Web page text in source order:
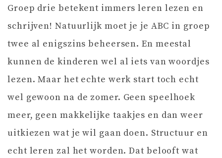
Groep drie betekent immers leren lezen en
schrijven! Natuurlijk moet je je ABC in groep
twee al enigszins beheersen. En meestal
kunnen de kinderen wel al iets van woordjes
lezen. Maar het echte werk start toch echt
wel gewoon na de zomer. Geen speelhoek
meer, geen makkelijke taakjes en dan weer
uitkiezen wat je wil gaan doen. Structuur en
echt leren zal het worden. Dat belooft wat